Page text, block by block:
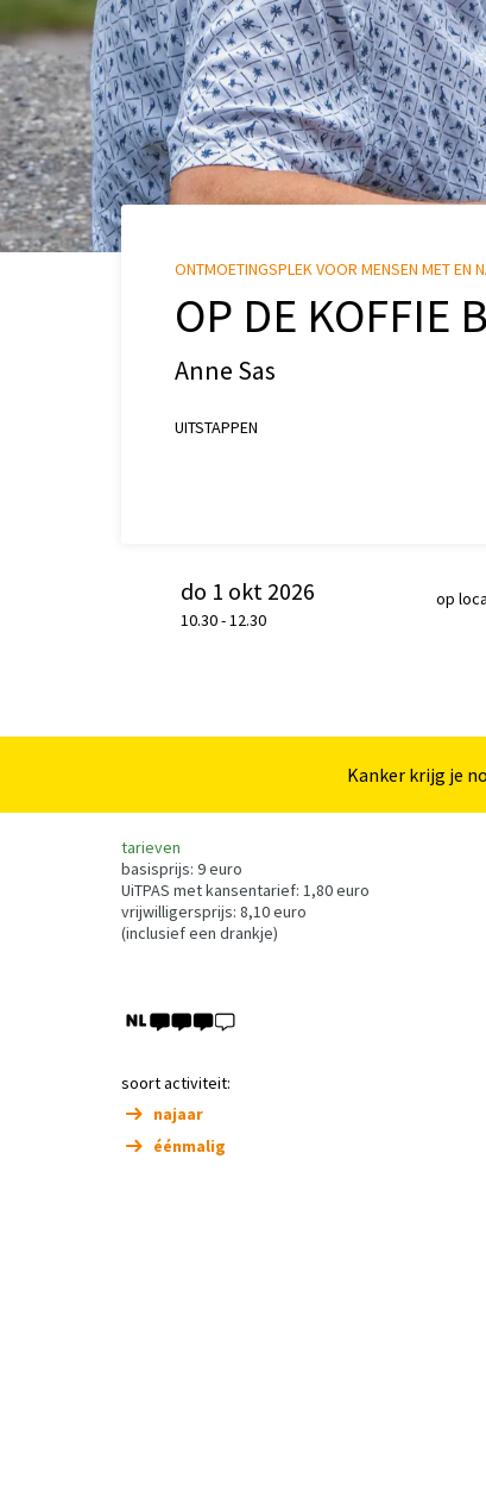
OP DE KOFFIE
Anne Sas
ONTMOETINGSPLEK VOOR MENSEN MET EN
UITSTAPPEN
do 1 okt 2026
10.30- 12.30
op
Kanker krijg je
tarieven
basisprijs: 9 euro
UiTPAS met kansentarief: 1,80 euro
vrijwilligersprijs: 8,10 euro
(inclusief een drankje)
soort activiteit:
najaar
éénmalig